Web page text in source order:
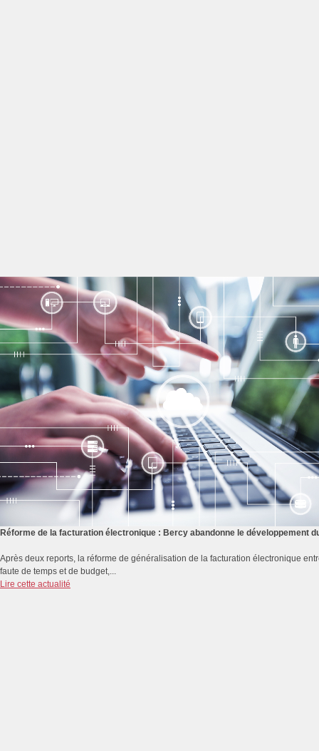
Réforme de la facturation électronique : Bercy abandonne le développement
Après deux reports, la réforme de généralisation de la facturation électronique
faute de temps et de budget,...
Lire cette actualité